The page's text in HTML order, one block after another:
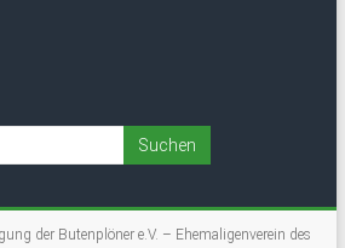
der Butenplöner e.V. – Ehemaligenverein des